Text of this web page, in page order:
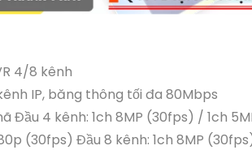
4/8 kênh
IP, băng thông tối đa 80Mbps
Đầu 4 kênh: 1ch 8MP (30fps) / 1ch
(30fps) Đầu 8 kênh: 1ch 8MP